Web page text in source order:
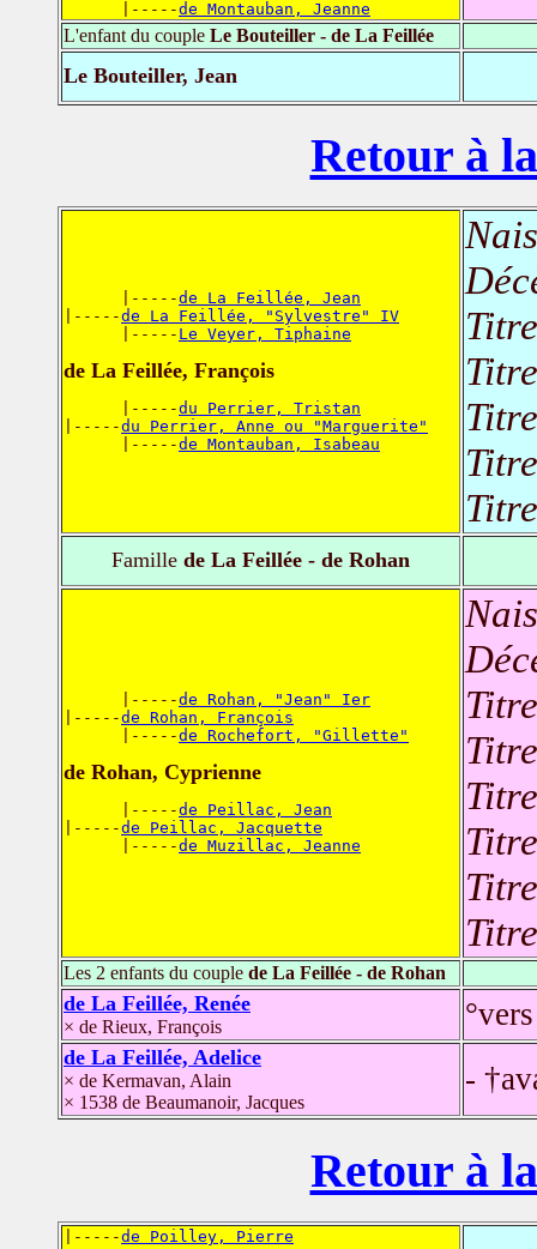
      |-----
de Montauban, Jeanne
L'enfant du couple Le Bouteiller - de La Feillée
Le Bouteiller, Jean
Retour à
      |-----
de La Feillée, Jean
|-----de La Feillée, "Sylvestre" IV
      |-----
Le Veyer, Tiphaine
de La Feillée, François
      |-----
du Perrier, Tristan
|-----du Perrier, Anne ou "Marguerite"
      |-----
de Montauban, Isabeau
Famille de La Feillée - de Rohan
      |-----
de Rohan, "Jean" Ier
|-----de Rohan, François
      |-----
de Rochefort, "Gillette"
de Rohan, Cyprienne
      |-----
de Peillac, Jean
|-----de Peillac, Jacquette
      |-----
de Muzillac, Jeanne
Les 2 enfants du couple de La Feillée - de Rohan
de La Feillée, Renée
× de Rieux, François
de La Feillée, Adelice
× de Kermavan, Alain
× 1538 de Beaumanoir, Jacques
-
Retour à
|-----de Poilley, Pierre